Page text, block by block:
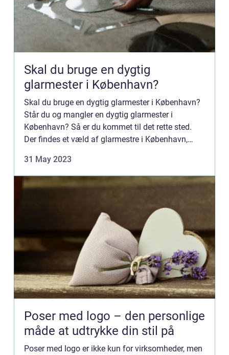
Skal du bruge en dygtig
glarmester i København?
Skal du bruge en dygtig glarmester i København?
Står du og mangler en dygtig glarmester i
København? Så er du kommet til det rette sted.
Der findes et væld af glarmestre i København,
31 May 2023
Poser med logo – den personlige
måde at udtrykke din stil på
Poser med logo er ikke kun for virksomheder, men